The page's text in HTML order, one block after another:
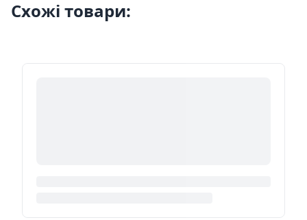
Схожі товари: